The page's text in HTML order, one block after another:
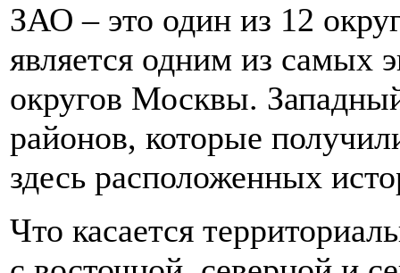
ЗАО – это один из 12
является одним из самых
округов Москвы.
районов, которые
здесь расположенных
Что касается